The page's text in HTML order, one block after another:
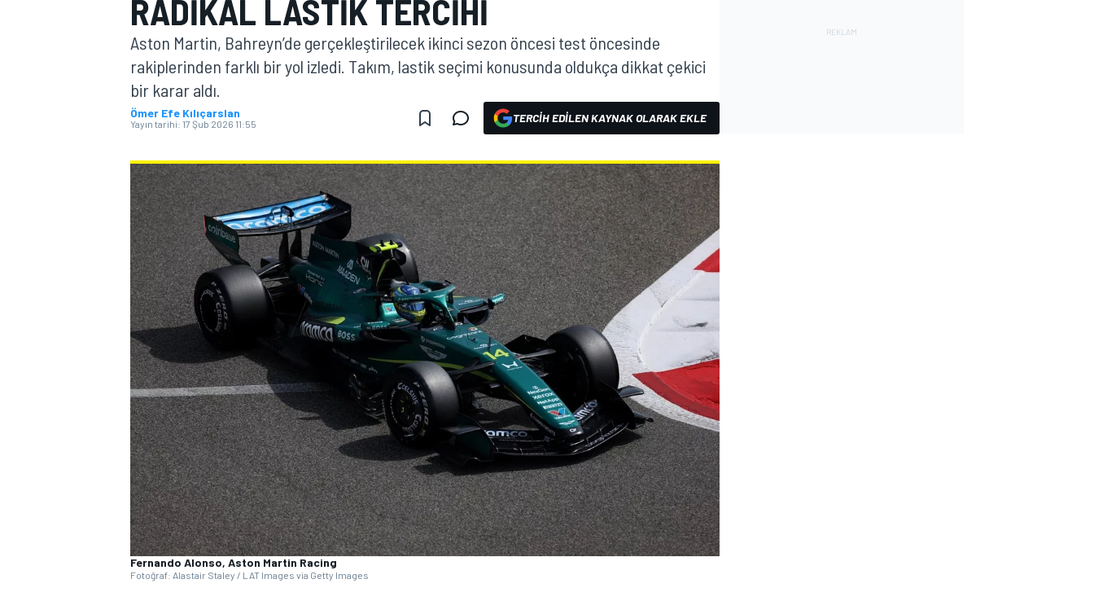
MOTOGP
WORLD SUPERBIKE
WRC
RADIKAL LASTIK TERCIHI
Aston Martin, Bahreyn’de gerçekleştirilecek ikinci sezon öncesi test öncesinde
rakiplerinden farklı bir yol izledi. Takım, lastik seçimi konusunda oldukça dikkat çekici
bir karar aldı.
Ömer Efe Kılıçarslan
Yayın tarihi: 17 Şub 2026 11:55 TERCIH EDILEN KAYNAK OLARAK EKLE
Fernando Alonso, Aston Martin Racing
Fotoğraf: Alastair Staley / LAT Images via Getty Images